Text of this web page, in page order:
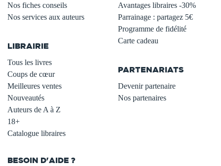
Nos fiches conseils
Nos services aux auteurs
LIBRAIRIE
Tous les livres
Coups de cœur
Meilleures ventes
Nouveautés
Auteurs de A à Z
18+
Catalogue libraires
Avantages libraires -30%
Parrainage : partagez 5€
Programme de fidélité
Carte cadeau
PARTENARIATS
Devenir partenaire
Nos partenaires
BESOIN D'AIDE ?